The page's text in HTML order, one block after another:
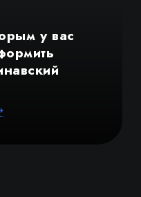
у вас